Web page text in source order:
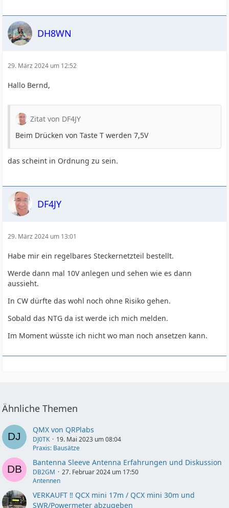
3,7 W @ 20 m
3,9 W @ 17 m
5,2 W @ 15 m
3,8 W @ 10 m
Deine Werte sind bis auf 15 m zumindest ähnlich.
In der HW-Diagnose per Terminal gibt es bei Diagnostics
rechts unten unter Transmitter den Wert Voltage.
Welcher Wert steht dort bei Dir beim Senden (Taste T)?
Das ist meines Wissens die Spannung direkt an der PA.
73, Ludwig
DH8WN
29. März 2024 um 12:52
Hallo Bernd,
Zitat von DF4JY
Beim Drücken von Taste T werden 7,5V
das scheint in Ordnung zu sein.
DF4JY
29. März 2024 um 13:01
Habe mir ein regelbares Steckernetzteil bestellt.
Werde dann mal 10V anlegen und sehen wie es dann
aussieht.
In CW dürfte das wohl noch ohne Risiko gehen.
Sobald das NTG da ist werde ich mich melden.
Im Moment wüsste ich nicht wo man noch ansetzen kann.
Ähnliche Themen
QMX von QRPlabs
DJ0TK
19. Mai 2023 um 08:04
Praxis: Bausätze
Bantenna Sleeve Antenna Erfahrungen und Diskussion
DB2GM
27. Februar 2024 um 17:50
Antennen
VERKAUFT ‼️ QCX mini 17m / QCX mini 30m und
SWR/Powermeter abzugeben